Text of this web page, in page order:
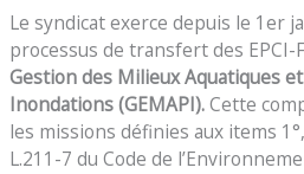
Le syndicat exerce depuis le 1er
processus de transfert des EPCI-
Gestion des Milieux Aquatiques
Inondations (GEMAPI).Cette
les missions définies aux items
L.211-7 du Code de